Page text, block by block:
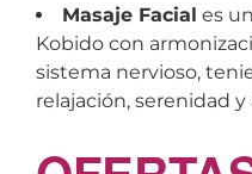
Masaje Facial es
Kobido con
sistema nervioso,
relajación, serenidad